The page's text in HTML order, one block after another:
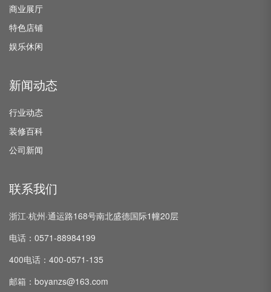
商业展厅
特色店铺
娱乐休闲
新闻动态
行业动态
装修百科
公司新闻
联系我们
浙江·杭州·通运路168号南北盛德国际1幢20层
电话：0571-88984199
400电话：400-0571-135
邮箱：boyanzs@163.com